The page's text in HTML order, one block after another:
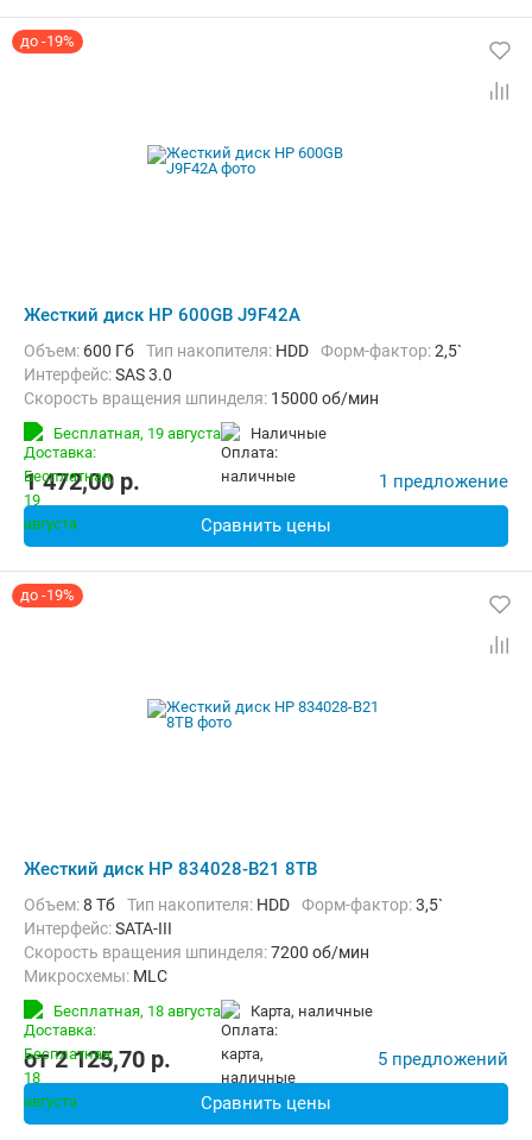
до -19%
Жесткий диск HP 600GB J9F42A
Объем: 600 Гб Тип накопителя: HDD Форм-фактор:2,5`
Интерфейс:SAS 3.0
Скорость вращения шпинделя: 15000 об/мин
Бесплатная, 19 августа наличные
1 472,00 p. 1 предложение
Сравнить цены
до -19%
Жесткий диск HP 834028-B21 8TB
Объем:8 Тб Тип накопителя: HDD Форм-фактор:3,5`
Интерфейс:SATA-III
Скорость вращения шпинделя:7200 об/мин
Микросхемы: MLC
Бесплатная, 18 августа карта, наличные
от2 125,70 p. 5 предложений
Сравнить цены